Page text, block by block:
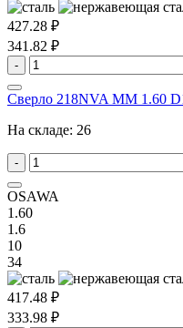
427.28 ₽
341.82 ₽
-
Сверло 218NVA MM 1.60
На складе: 26
-
OSAWA
1.60
1.6
10
34
417.48 ₽
333.98 ₽